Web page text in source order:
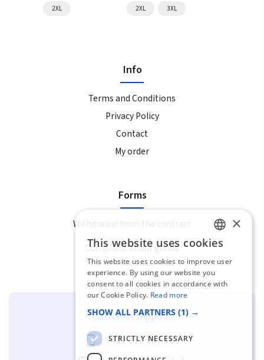
2XL 2XL 3XL
Customer support:
+421 911 657 163
Info
Terms and Conditions
Privacy Policy
Contact
My order
Forms
Withdrawal from the contract
Complaint about goods
SLOVAK
ENGLISH
×
This website uses cookies
This website uses cookies to improve user
experience. By using our website you
consent to all cookies in accordance with
our Cookie Policy. Read more
SHOW ALL PARTNERS (1) →
STRICTLY NECESSARY